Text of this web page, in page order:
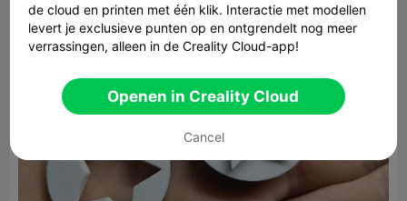
de cloud en printen met één klik. Interactie met modellen
levert je exclusieve punten op en ontgrendelt nog meer
verrassingen, alleen in de Creality Cloud-app!
Openen in Creality Cloud
Cancel